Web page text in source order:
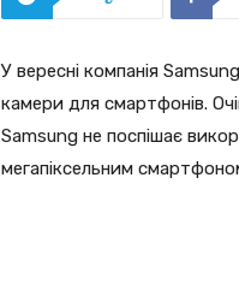
У вересні компанія
камери для смартфонів.
Samsung не поспішає
мегапіксельним